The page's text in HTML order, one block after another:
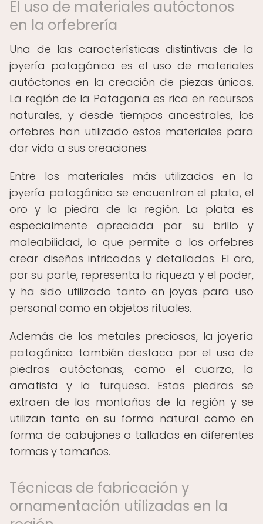
El uso de materiales autóctonos
en la orfebrería
Una de las características distintivas de la
joyería patagónica es el uso de materiales
autóctonos en la creación de piezas únicas.
La región de la Patagonia es rica en recursos
naturales, y desde tiempos ancestrales, los
orfebres han utilizado estos materiales para
dar vida a sus creaciones.
Entre los materiales más utilizados en la
joyería patagónica se encuentran el plata, el
oro y la piedra de la región. La plata es
especialmente apreciada por su brillo y
maleabilidad, lo que permite a los orfebres
crear diseños intricados y detallados. El oro,
por su parte, representa la riqueza y el poder,
y ha sido utilizado tanto en joyas para uso
personal como en objetos rituales.
Además de los metales preciosos, la joyería
patagónica también destaca por el uso de
piedras autóctonas, como el cuarzo, la
amatista y la turquesa. Estas piedras se
extraen de las montañas de la región y se
utilizan tanto en su forma natural como en
forma de cabujones o talladas en diferentes
formas y tamaños.
Técnicas de fabricación y
ornamentación utilizadas en la